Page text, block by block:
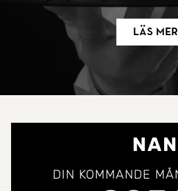
Läs mer